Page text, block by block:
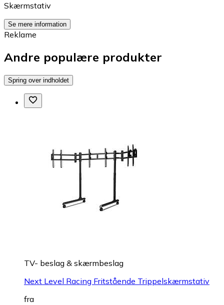
Skærmstativ
Se mere information
Reklame
Andre populære produkter
Spring over indholdet
TV- beslag & skærmbeslag
Next Level Racing Fritstående Trippelskærmstativ
fra